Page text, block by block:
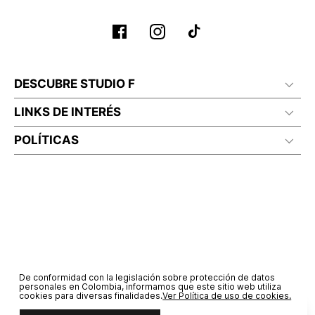
DESCUBRE STUDIO F
LINKS DE INTERÉS
POLÍTICAS
De conformidad con la legislación sobre protección de datos
personales en Colombia, informamos que este sitio web utiliza
cookies para diversas finalidades.Ver Política de uso de cookies.